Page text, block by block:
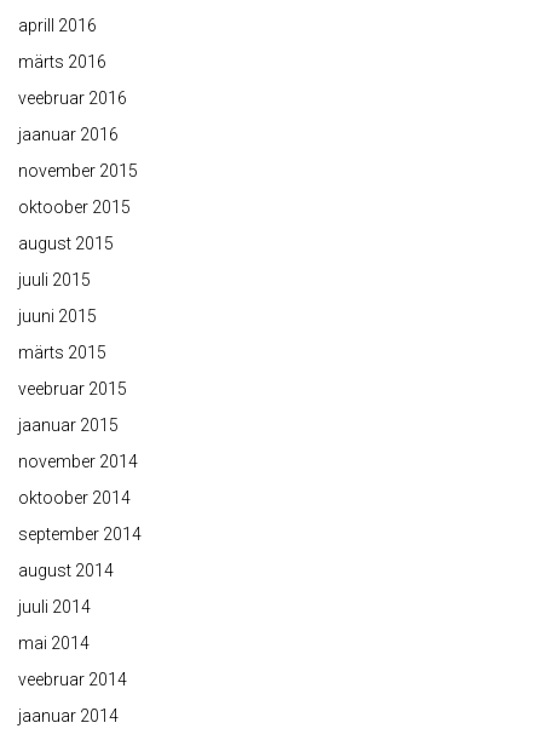
aprill 2016
märts 2016
veebruar 2016
jaanuar 2016
november 2015
oktoober 2015
august 2015
juuli 2015
juuni 2015
märts 2015
veebruar 2015
jaanuar 2015
november 2014
oktoober 2014
september 2014
august 2014
juuli 2014
mai 2014
veebruar 2014
jaanuar 2014